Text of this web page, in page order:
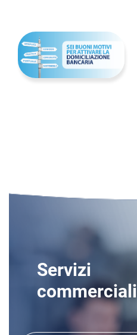
Servizi
commerciali